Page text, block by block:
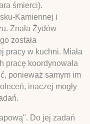
śmierci).
Kamiennej i
Znała Żydów
została
pracy w kuchni. Miała
pracę koordynowała
ponieważ samym im
inaczej mogły
Do jej zadań